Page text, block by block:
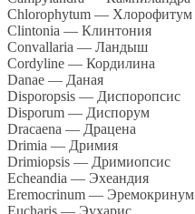
Chlorophytum — Хлорофитум
Clintonia — Клинтония
Convallaria — Ландыш
Cordyline — Кордилина
Danae — Даная
Disporopsis — Диспоропсис
Disporum — Диспорум
Dracaena — Драцена
Drimia — Дримия
Drimiopsis — Дримиопсис
Echeandia — Эхеандия
Eremocrinum — Эремокринум
Eucharis — Эухарис